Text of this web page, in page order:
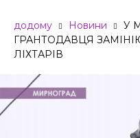
додому Новини
У
ГРАНТОДАВЦЯ
ЛІХТАРІВ